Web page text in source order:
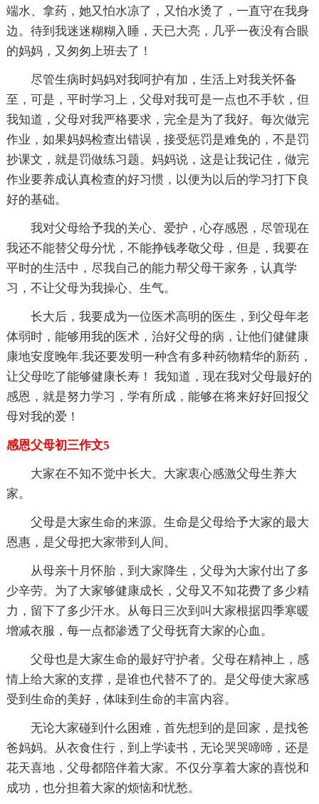
端水、拿药，她又怕水凉了，又怕水烫了，一直守在我身
边。待到我迷迷糊糊入睡，天已大亮，几乎一夜没有合眼
的妈妈，又匆匆上班去了！
尽管生病时妈妈对我呵护有加，生活上对我关怀备
至，可是，平时学习上，父母对我可是一点也不手软，但
我知道，父母对我严格要求，完全是为了我好。每次做完
作业，如果妈妈检查出错误，接受惩罚是难免的，不是罚
抄课文，就是罚做练习题。妈妈说，这是让我记住，做完
作业要养成认真检查的好习惯，以便为以后的学习打下良
好的基础。
我对父母给予我的关心、爱护，心存感恩，尽管现在
我还不能替父母分忧，不能挣钱孝敬父母，但是，我要在
平时的生活中，尽我自己的能力帮父母干家务，认真学
习，不让父母为我操心、生气。
长大后，我要成为一位医术高明的医生，到父母年老
体弱时，能够用我的医术，治好父母的病，让他们健健康
康地安度晚年.我还要发明一种含有多种药物精华的新药，
让父母吃了能够健康长寿！ 我知道，现在我对父母最好的
感恩，就是努力学习，学有所成，能够在将来好好回报父
母对我的爱！
感恩父母初三作文5
大家在不知不觉中长大。大家衷心感激父母生养大
家。
父母是大家生命的来源。生命是父母给予大家的最大
恩惠，是父母把大家带到人间。
从母亲十月怀胎，到大家降生，父母为大家付出了多
少辛劳。为了大家够健康成长，父母又不知花费了多少精
力，留下了多少汗水。从每日三次到叫大家根据四季寒暖
增减衣服，每一点都渗透了父母抚育大家的心血。
父母也是大家生命的最好守护者。父母在精神上，感
情上给大家的支撑，是谁也代替不了的。是父母使大家感
受到生命的美好，体味到生命的丰富内容。
无论大家碰到什么困难，首先想到的是回家，是找爸
爸妈妈。从衣食住行，到上学读书，无论哭哭啼啼，还是
花天喜地，父母都陪伴着大家。不仅分享着大家的喜悦和
成功，也分担着大家的烦恼和忧愁。